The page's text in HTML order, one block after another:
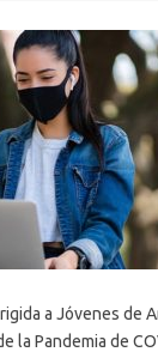
a Jóvenes de
la Pandemia de